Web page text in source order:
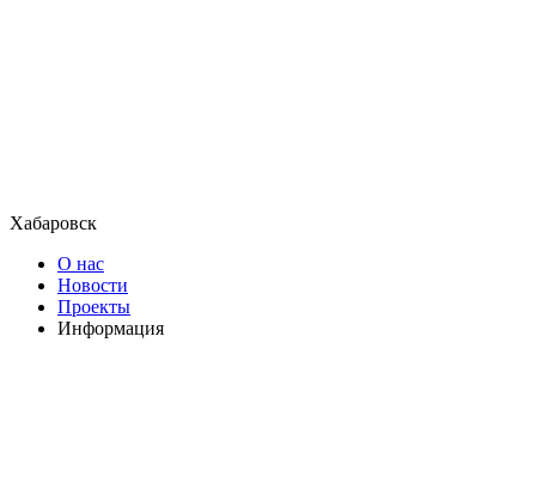
Хабаровск
О нас
Новости
Проекты
Информация